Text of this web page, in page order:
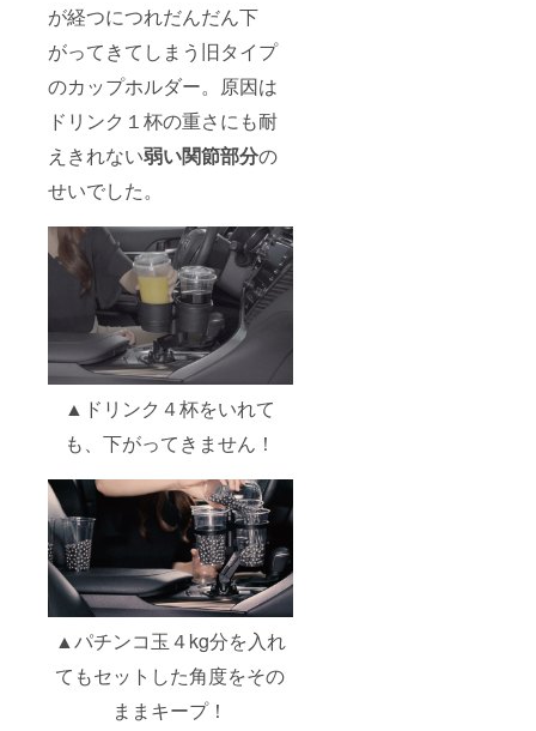
が経つにつれだんだん下
がってきてしまう旧タイプ
のカップホルダー。原因は
ドリンク１杯の重さにも耐
えきれない弱い関節部分の
せいでした。
▲ドリンク４杯をいれて
も、下がってきません！
▲パチンコ玉４kg分を入れ
てもセットした角度をその
ままキープ！